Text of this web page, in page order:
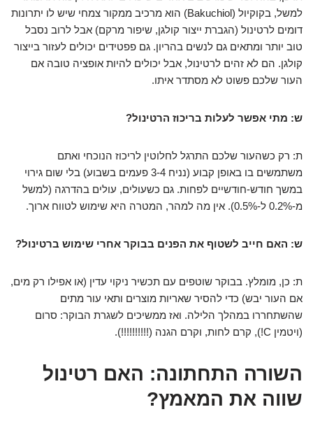
למשל, בקוקיול (Bakuchiol) הוא מרכיב ממקור צמחי שיש לו יתרונות
דומים לרטינול (הגברת ייצור קולגן, שיפור מרקם) אבל לרוב נסבל
טוב יותר ומתאים גם לנשים בהריון. גם פפטידים יכולים לעזור בייצור
קולגן. הם לא זהים לרטינול, אבל יכולים להיות אופציה טובה אם
העור שלכם פשוט לא מסתדר איתו.
ש: מתי אפשר לעלות בריכוז הרטינול?
ת: רק כשהעור שלכם התרגל לחלוטין לריכוז הנוכחי ואתם
משתמשים בו באופן קבוע (נניח 3-4 פעמים בשבוע) בלי שום גירוי
במשך חודש-חודשיים לפחות. גם כשעולים, עולים בהדרגה (למשל
מ-0.2% ל-0.5%). אין מה למהר, המטרה היא שימוש לטווח ארוך.
ש: האם חייב לשטוף את הפנים בבוקר אחרי שימוש ברטינול?
ת: כן, מומלץ. בבוקר שוטפים עם תכשיר ניקוי עדין (או אפילו רק מים,
אם העור יבש) כדי להסיר שאריות מוצרים ותאי עור מתים
שהשתחררו במהלך הלילה. ואז ממשיכים לשגרת הבוקר: סרום
(ויטמין C!), קרם לחות, וקרם הגנה (!!!!!!!!!!).
השורה התחתונה: האם רטינול
שווה את המאמץ?